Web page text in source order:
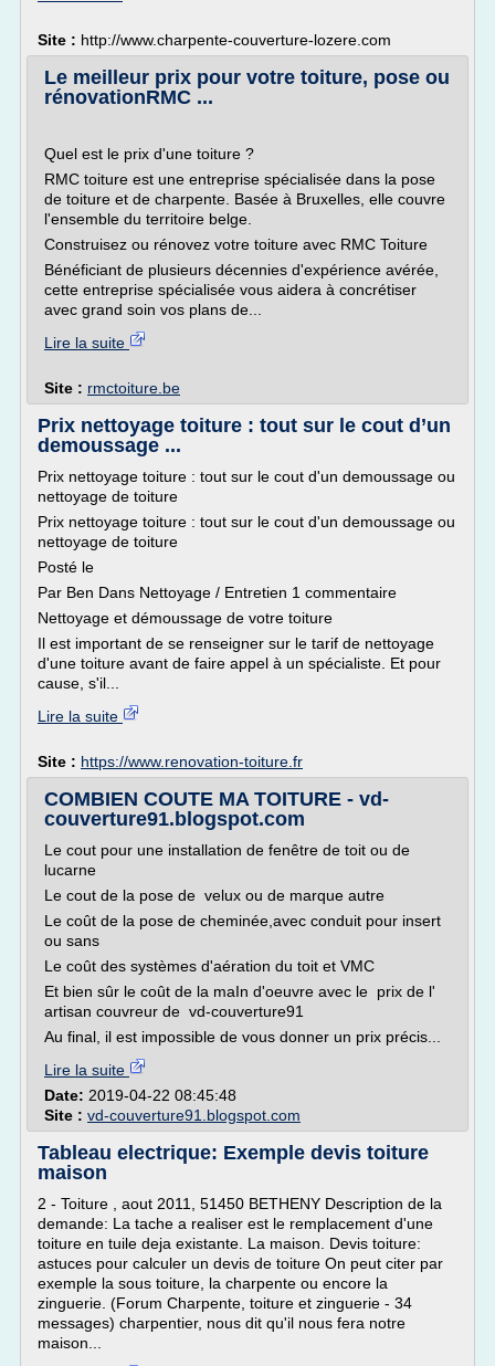
Site : http://www.charpente-couverture-lozere.com
Le meilleur prix pour votre toiture, pose ou
rénovationRMC ...
Quel est le prix d'une toiture ?
RMC toiture est une entreprise spécialisée dans la pose
de toiture et de charpente. Basée à Bruxelles, elle couvre
l'ensemble du territoire belge.
Construisez ou rénovez votre toiture avec RMC Toiture
Bénéficiant de plusieurs décennies d'expérience avérée,
cette entreprise spécialisée vous aidera à concrétiser
avec grand soin vos plans de...
Lire la suite
Site : rmctoiture.be
Prix nettoyage toiture : tout sur le cout d’un
demoussage ...
Prix nettoyage toiture : tout sur le cout d'un demoussage ou
nettoyage de toiture
Prix nettoyage toiture : tout sur le cout d'un demoussage ou
nettoyage de toiture
Posté le
Par Ben Dans Nettoyage / Entretien 1 commentaire
Nettoyage et démoussage de votre toiture
Il est important de se renseigner sur le tarif de nettoyage
d'une toiture avant de faire appel à un spécialiste. Et pour
cause, s'il...
Lire la suite
Site : https://www.renovation-toiture.fr
COMBIEN COUTE MA TOITURE - vd-
couverture91.blogspot.com
Le cout pour une installation de fenêtre de toit ou de
lucarne
Le cout de la pose de velux ou de marque autre
Le coût de la pose de cheminée,avec conduit pour insert
ou sans
Le coût des systèmes d'aération du toit et VMC
Et bien sûr le coût de la maIn d'oeuvre avec le prix de l'
artisan couvreur de vd-couverture91
Au final, il est impossible de vous donner un prix précis...
Lire la suite
Date: 2019-04-22 08:45:48
Site : vd-couverture91.blogspot.com
Tableau electrique: Exemple devis toiture
maison
2 - Toiture , aout 2011, 51450 BETHENY Description de la
demande: La tache a realiser est le remplacement d'une
toiture en tuile deja existante. La maison. Devis toiture:
astuces pour calculer un devis de toiture On peut citer par
exemple la sous toiture, la charpente ou encore la
zinguerie. (Forum Charpente, toiture et zinguerie - 34
messages) charpentier, nous dit qu'il nous fera notre
maison...